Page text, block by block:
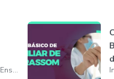
o Instituto abre
aos domingos
com duas
Instituto Cimas de Ensino